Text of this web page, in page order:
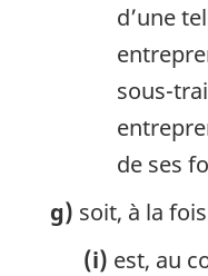
d’une
sous-
de ses
g) soit, à la
(i) est, au